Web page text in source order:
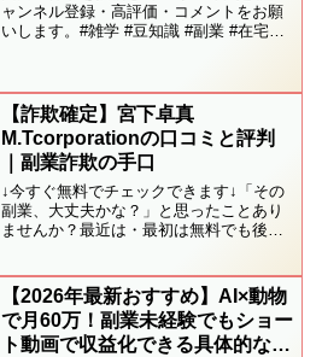
ャンネル登録・高評価・コメントをお願
いします。#雑学 #豆知識 #副業 #在宅副
【詐欺確定】宮下卓真
M.Tcorporationの口コミと評判
｜副業詐欺の手口
↓今すぐ無料でチェックできます↓「その
副業、大丈夫かな？」と思ったことあり
ませんか？最近は・最初は無料でも後か
難しいケースなどの相談をよくいただき
ます。無理に進める前に...
【2026年最新おすすめ】AI×動物
で月60万！副業未経験でもショー
ト動画で収益化できる具体的な方